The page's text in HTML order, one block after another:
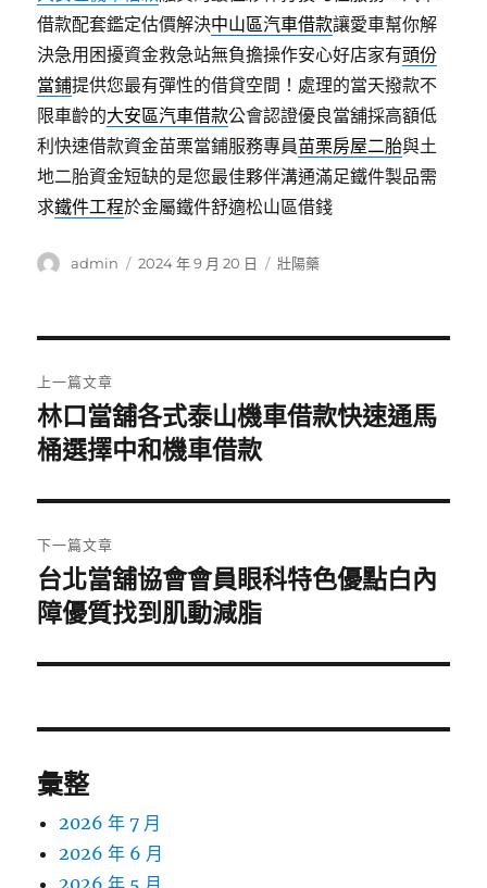
借款配套鑑定估價解決中山區汽車借款讓愛車幫你解
決急用困擾資金救急站無負擔操作安心好店家有頭份
當鋪提供您最有彈性的借貸空間！處理的當天撥款不
限車齡的大安區汽車借款公會認證優良當舖採高額低
利快速借款資金苗栗當鋪服務專員苗栗房屋二胎與土
地二胎資金短缺的是您最佳夥伴溝通滿足鐵件製品需
求鐵件工程於金屬鐵件舒適松山區借錢
作
admin
發
2024 年 9 月 20 日
分
壯陽藥
章
導
覽
上一篇文章
上
一
文
章:
林口當舖各式泰山機車借款快速通馬
桶選擇中和機車借款
下一篇文章
下
一
文
台北當舖協會會員眼科特色優點白內
障優質找到肌動減脂
彙整
2026 年 7 月
2026 年 6 月